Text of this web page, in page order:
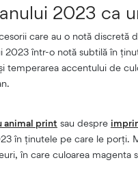
2023 ca
care au o notă
2023 într-o notă subtilă în
temperarea accentului de
animal print sau despre
în ținutele pe care le porți.
în care culoarea magenta